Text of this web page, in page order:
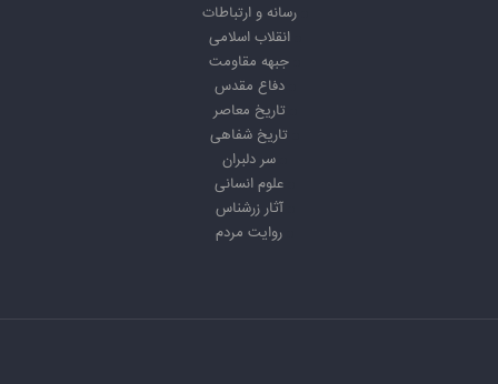
رسانه و ارتباطات
انقلاب اسلامی
جبهه مقاومت
دفاع مقدس
تاریخ معاصر
تاریخ شفاهی
سر دلبران
علوم انسانی
آثار زرشناس
روایت مردم